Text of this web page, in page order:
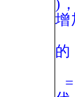
)
增
的